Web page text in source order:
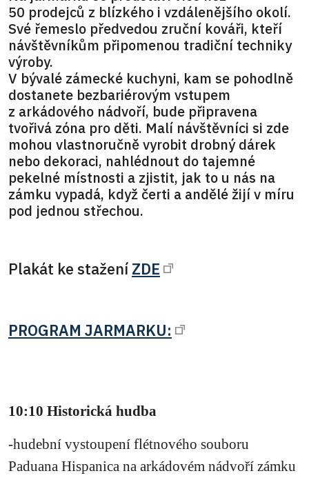
50 prodejců z blízkého i vzdálenějšího okolí.
Své řemeslo předvedou zruční kováři, kteří
návštěvníkům připomenou tradiční techniky
výroby.
V bývalé zámecké kuchyni, kam se pohodlně
dostanete bezbariérovým vstupem
z arkádového nádvoří, bude připravena
tvořivá zóna pro děti. Malí návštěvníci si zde
mohou vlastnoručně vyrobit drobný dárek
nebo dekoraci, nahlédnout do tajemné
pekelné místnosti a zjistit, jak to u nás na
zámku vypadá, když čerti a andělé žijí v míru
pod jednou střechou.
Plakát ke stažení ZDE
PROGRAM JARMARKU:
10:10 Historická hudba
-hudební vystoupení flétnového souboru
Paduana Hispanica na arkádovém nádvoří zámku